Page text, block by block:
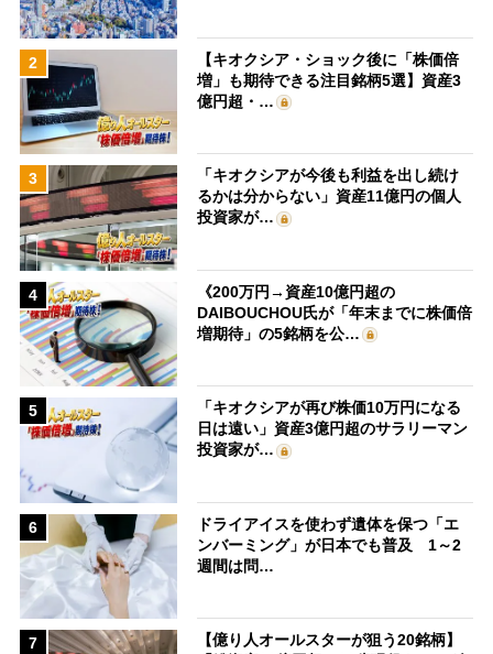
2
【キオクシア・ショック後に「株価倍
増」も期待できる注目銘柄5選】資産3
億円超・…
3
「キオクシアが今後も利益を出し続け
るかは分からない」資産11億円の個人
投資家が…
4
《200万円→資産10億円超の
DAIBOUCHOU氏が「年末までに株価倍
増期待」の5銘柄を公…
5
「キオクシアが再び株価10万円になる
日は遠い」資産3億円超のサラリーマン
投資家が…
6
ドライアイスを使わず遺体を保つ「エ
ンバーミング」が日本でも普及 1～2
週間は問…
7
【億り人オールスターが狙う20銘柄】